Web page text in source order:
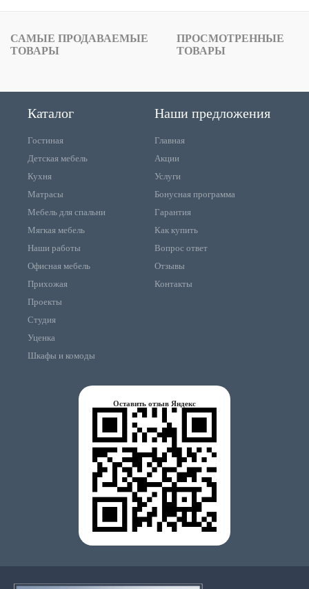
САМЫЕ ПРОДАВАЕМЫЕ
ТОВАРЫ
ПРОСМОТРЕННЫЕ
ТОВАРЫ
Каталог
Гостиная
Детская мебель
Кухня
Матрасы
Мебель для спальни
Мягкая мебель
Наши работы
Офисная мебель
Прихожая
Проекты
Студия
Уценка
Шкафы и комоды
Наши предложения
Главная
Акции
Услуги
Бонусная программа
Гарантия
Как купить
Вопрос ответ
Отзывы
Контакты
Оставить отзыв Яндекс